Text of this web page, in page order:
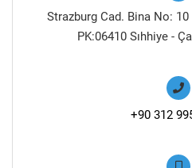
Strazburg Cad. Bina No:
PK:06410 Sıhhiye -
+90 312